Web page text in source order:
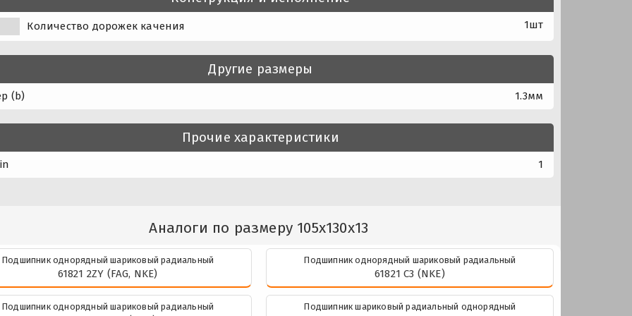
Количество дорожек качения 1шт
Другие размеры
(b) 1.3мм
Прочие характеристики
1
Аналоги по размеру 105x130x13
Подшипник однорядный шариковый радиальный
61821 2ZY (FAG, NKE)
Подшипник однорядный шариковый радиальный
61821 C3 (NKE)
Подшипник однорядный шариковый радиальный Подшипник шариковый радиальный однорядный